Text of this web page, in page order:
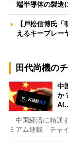
端半導体の製造
【戸松信博氏
えるキープレ
田代尚機の
中
か
中国経済に精通
ミアム連載「チャ